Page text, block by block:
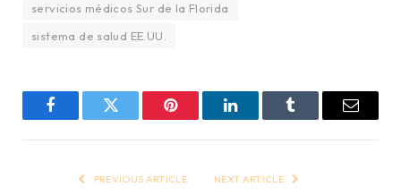
servicios médicos Sur de la Florida
sistema de salud EE.UU.
FacebookTwitter Pinterest LinkedInTumblr Email
PREVIOUS ARTICLE NEXT ARTICLE